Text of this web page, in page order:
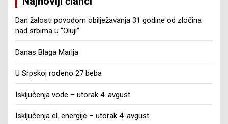
Dan žalosti povodom obilježavanja 31 godine od zločina
nad srbima u “Oluji”
Danas Blaga Marija
U Srpskoj rođeno 27 beba
Isključenja vode – utorak 4. avgust
Isključenja el. energije – utorak 4. avgust